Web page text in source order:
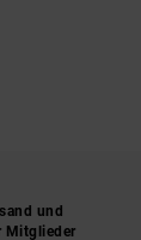
und
Mitglieder